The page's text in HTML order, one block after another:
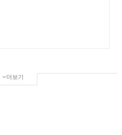
더보기